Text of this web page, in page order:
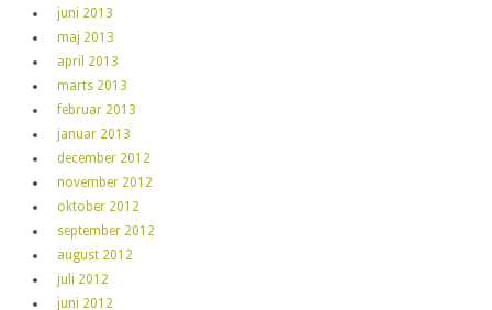
juni 2013
maj 2013
april 2013
marts 2013
februar 2013
januar 2013
december 2012
november 2012
oktober 2012
september 2012
august 2012
juli 2012
juni 2012